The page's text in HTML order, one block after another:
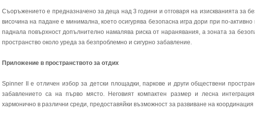
Съоръжението е предназначено за деца над 3 години и отговаря на изискванията за
височина на падане е минимална, което осигурява безопасна игра дори при по-
паднала повърхност допълнително намалява риска от наранявания, а зоната за
пространство около уреда за безпроблемно и сигурно забавление.
Приложение в пространството за отдих
Spinner II е отличен избор за детски площадки, паркове и други обществени
забавлението са на първо място. Неговият компактен размер и лесна
хармонично в различни среди, предоставяйки възможност за развиване на